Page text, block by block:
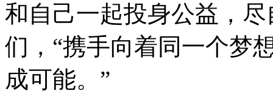
和自己一起投身公益，
们，“携手向着同一个梦
成可能。”